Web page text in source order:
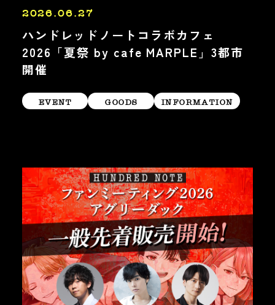
ハンドレッドノートコラボカフェ
2026「夏祭 by cafe MARPLE」3都市
開催
EVENT GOODS INFORMATION
2026.06.27